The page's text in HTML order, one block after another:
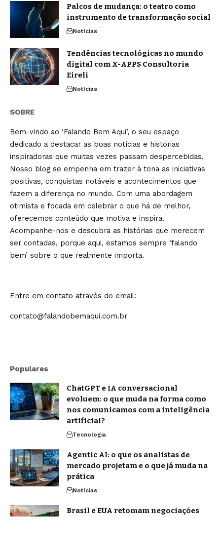
Palcos de mudança: o teatro como
instrumento de transformação social
Notícias
Tendências tecnológicas no mundo
digital com X-APPS Consultoria
Eireli
Notícias
SOBRE
Bem-vindo ao ‘Falando Bem Aqui’, o seu espaço
dedicado a destacar as boas notícias e histórias
inspiradoras que muitas vezes passam despercebidas.
Nosso blog se empenha em trazer à tona as iniciativas
positivas, conquistas notáveis e acontecimentos que
fazem a diferença no mundo. Com uma abordagem
otimista e focada em celebrar o que há de melhor,
oferecemos conteúdo que motiva e inspira.
Acompanhe-nos e descubra as histórias que merecem
ser contadas, porque aqui, estamos sempre ‘falando
bem’ sobre o que realmente importa.
Entre em contato através do email:
contato@falandobemaqui.com.br
Populares
ChatGPT e IA conversacional
evoluem: o que muda na forma como
nos comunicamos com a inteligência
artificial?
Tecnologia
Agentic AI: o que os analistas de
mercado projetam e o que já muda na
prática
Notícias
Brasil e EUA retomam negociações